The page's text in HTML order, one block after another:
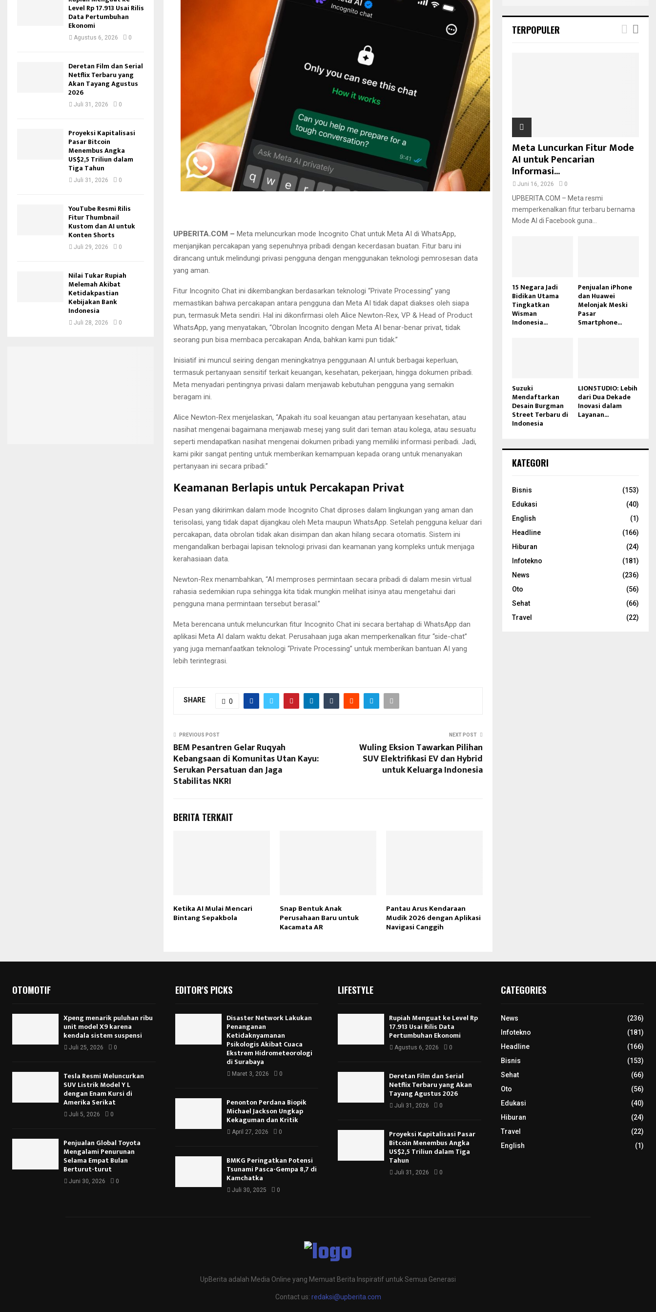
UPBERITA.COM – Meta meluncurkan mode Incognito Chat untuk Meta AI di WhatsApp,
menjanjikan percakapan yang sepenuhnya pribadi dengan kecerdasan buatan. Fitur baru ini
dirancang untuk melindungi privasi pengguna dengan menggunakan teknologi pemrosesan data
yang aman.
Fitur Incognito Chat ini dikembangkan berdasarkan teknologi “Private Processing” yang
memastikan bahwa percakapan antara pengguna dan Meta AI tidak dapat diakses oleh siapa
pun, termasuk Meta sendiri. Hal ini dikonfirmasi oleh Alice Newton-Rex, VP & Head of Product
WhatsApp, yang menyatakan, “Obrolan Incognito dengan Meta AI benar-benar privat, tidak
seorang pun bisa membaca percakapan Anda, bahkan kami pun tidak.”
Inisiatif ini muncul seiring dengan meningkatnya penggunaan AI untuk berbagai keperluan,
termasuk pertanyaan sensitif terkait keuangan, kesehatan, pekerjaan, hingga dokumen pribadi.
Meta menyadari pentingnya privasi dalam menjawab kebutuhan pengguna yang semakin
beragam ini.
Alice Newton-Rex menjelaskan, “Apakah itu soal keuangan atau pertanyaan kesehatan, atau
nasihat mengenai bagaimana menjawab mesej yang sulit dari teman atau kolega, atau sesuatu
seperti mendapatkan nasihat mengenai dokumen pribadi yang memiliki informasi peribadi. Jadi,
kami pikir sangat penting untuk memberikan kemampuan kepada orang untuk menanyakan
pertanyaan ini secara pribadi.”
Keamanan Berlapis untuk Percakapan Privat
Pesan yang dikirimkan dalam mode Incognito Chat diproses dalam lingkungan yang aman dan
terisolasi, yang tidak dapat dijangkau oleh Meta maupun WhatsApp. Setelah pengguna keluar dari
percakapan, data obrolan tidak akan disimpan dan akan hilang secara otomatis. Sistem ini
mengandalkan berbagai lapisan teknologi privasi dan keamanan yang kompleks untuk menjaga
kerahasiaan data.
Newton-Rex menambahkan, “AI memproses permintaan secara pribadi di dalam mesin virtual
rahasia sedemikian rupa sehingga kita tidak mungkin melihat isinya atau mengetahui dari
pengguna mana permintaan tersebut berasal.”
Meta berencana untuk meluncurkan fitur Incognito Chat ini secara bertahap di WhatsApp dan
aplikasi Meta AI dalam waktu dekat. Perusahaan juga akan memperkenalkan fitur “side-chat”
yang juga memanfaatkan teknologi “Private Processing” untuk memberikan bantuan AI yang
lebih terintegrasi.
SHARE 0
PREVIOUS POST
BEM Pesantren Gelar Ruqyah
Kebangsaan di Komunitas Utan Kayu:
Serukan Persatuan dan Jaga
Stabilitas NKRI
NEXT POST
Wuling Eksion Tawarkan Pilihan
SUV Elektrifikasi EV dan Hybrid
untuk Keluarga Indonesia
BERITA TERKAIT
Ketika AI Mulai Mencari
Bintang Sepakbola
Snap Bentuk Anak
Perusahaan Baru untuk
Kacamata AR
Pantau Arus Kendaraan
Mudik 2026 dengan Aplikasi
Navigasi Canggih
Level Rp 17.913 Usai Rilis
Data Pertumbuhan
Ekonomi
Agustus 6, 2026 0
Deretan Film dan Serial
Netflix Terbaru yang
Akan Tayang Agustus
2026
Juli 31, 2026 0
Proyeksi Kapitalisasi
Pasar Bitcoin
Menembus Angka
US$2,5 Triliun dalam
Tiga Tahun
Juli 31, 2026 0
YouTube Resmi Rilis
Fitur Thumbnail
Kustom dan AI untuk
Konten Shorts
Juli 29, 2026 0
Nilai Tukar Rupiah
Melemah Akibat
Ketidakpastian
Kebijakan Bank
Indonesia
Juli 28, 2026 0
TERPOPULER
Meta Luncurkan Fitur Mode
AI untuk Pencarian
Informasi...
Juni 16, 2026 0
UPBERITA.COM – Meta resmi
memperkenalkan fitur terbaru bernama
Mode AI di Facebook guna...
15 Negara Jadi
Bidikan Utama
Tingkatkan
Wisman
Indonesia...
Penjualan iPhone
dan Huawei
Melonjak Meski
Pasar
Smartphone...
Suzuki
Mendaftarkan
Desain Burgman
Street Terbaru di
Indonesia
LION5TUDIO: Lebih
dari Dua Dekade
Inovasi dalam
Layanan...
KATEGORI
Bisnis
(153)
Edukasi
(40)
English
(1)
Headline
(166)
Hiburan
(24)
Infotekno
(181)
News
(236)
Oto
(56)
Sehat
(66)
Travel
(22)
OTOMOTIF
Xpeng menarik puluhan ribu
unit model X9 karena
kendala sistem suspensi
Juli 25, 2026 0
Tesla Resmi Meluncurkan
SUV Listrik Model Y L
dengan Enam Kursi di
Amerika Serikat
Juli 5, 2026 0
Penjualan Global Toyota
Mengalami Penurunan
Selama Empat Bulan
Berturut-turut
Juni 30, 2026 0
EDITOR'S PICKS
Disaster Network Lakukan
Penanganan
Ketidaknyamanan
Psikologis Akibat Cuaca
Ekstrem Hidrometeorologi
di Surabaya
Maret 3, 2026 0
Penonton Perdana Biopik
Michael Jackson Ungkap
Kekaguman dan Kritik
April 27, 2026 0
BMKG Peringatkan Potensi
Tsunami Pasca-Gempa 8,7 di
Kamchatka
Juli 30, 2025 0
LIFESTYLE
Rupiah Menguat ke Level Rp
17.913 Usai Rilis Data
Pertumbuhan Ekonomi
Agustus 6, 2026 0
Deretan Film dan Serial
Netflix Terbaru yang Akan
Tayang Agustus 2026
Juli 31, 2026 0
Proyeksi Kapitalisasi Pasar
Bitcoin Menembus Angka
US$2,5 Triliun dalam Tiga
Tahun
Juli 31, 2026 0
CATEGORIES
News
(236)
Infotekno
(181)
Headline
(166)
Bisnis
(153)
Sehat
(66)
Oto
(56)
Edukasi
(40)
Hiburan
(24)
Travel
(22)
English
(1)
UpBerita adalah Media Online yang Memuat Berita Inspiratif untuk Semua Generasi
Contact us: redaksi@upberita.com